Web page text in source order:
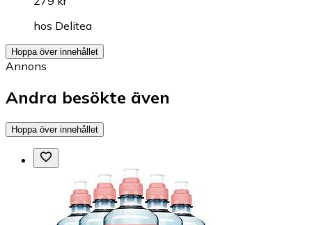
hos Delitea
Hoppa över innehållet
Annons
Andra besökte även
Hoppa över innehållet